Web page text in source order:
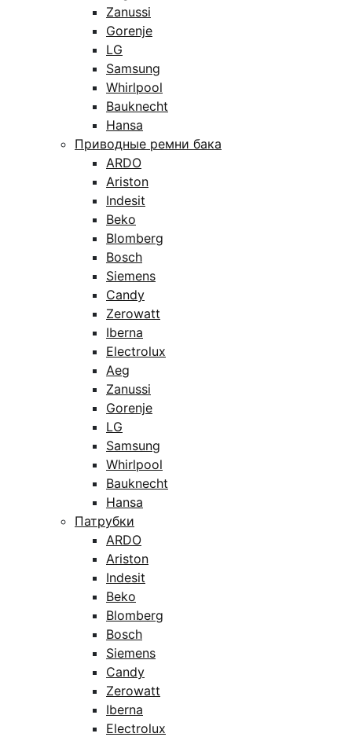
Zanussi
Gorenje
LG
Samsung
Whirlpool
Bauknecht
Hansa
Приводные ремни бака
ARDO
Ariston
Indesit
Beko
Blomberg
Bosch
Siemens
Candy
Zerowatt
Iberna
Electrolux
Aeg
Zanussi
Gorenje
LG
Samsung
Whirlpool
Bauknecht
Hansa
Патрубки
ARDO
Ariston
Indesit
Beko
Blomberg
Bosch
Siemens
Candy
Zerowatt
Iberna
Electrolux